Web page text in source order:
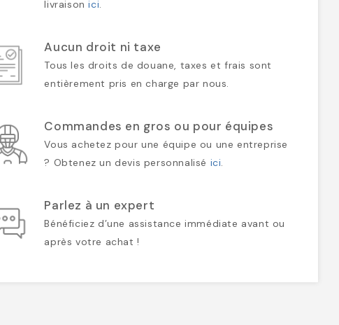
livraisonici.
Aucun droit ni taxe
Tous les droits de douane, taxes et frais sont
entièrement pris en charge par nous.
Commandes en gros ou pour équipes
Vous achetez pour une équipe ou une entreprise
? Obtenez un devis personnalisé ici.
Parlez à un expert
Bénéficiez d’une assistance immédiate avant ou
après votre achat !